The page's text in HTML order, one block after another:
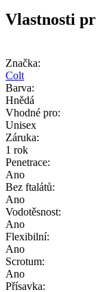
Vlastnosti
Značka:
Colt
Barva:
Hnědá
Vhodné pro:
Unisex
Záruka:
1 rok
Penetrace:
Ano
Bez ftalátů:
Ano
Vodotěsnost:
Ano
Flexibilní:
Ano
Scrotum:
Ano
Přísavka: